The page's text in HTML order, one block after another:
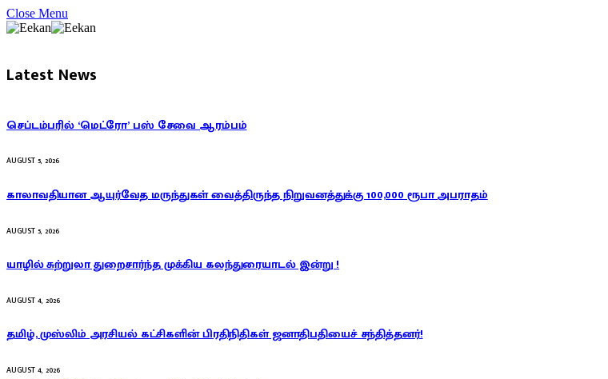
Close Menu
Latest News
செப்டம்பரில் ‘மெட்ரோ’ பஸ் சேவை ஆரம்பம்
AUGUST 5, 2026
காலாவதியான ஆயுர்வேத மருந்துகள் வைத்திருந்த நிறுவனத்துக்கு 100,000 ரூபா அபராதம்
AUGUST 5, 2026
யாழில் சுற்றுலா துறைசார்ந்த முக்கிய கலந்துரையாடல் இன்று !
AUGUST 4, 2026
தமிழ், முஸ்லிம் அரசியல் கட்சிகளின் பிரதிநிதிகள் ஜனாதிபதியைச் சந்தித்தனர்!
AUGUST 4, 2026